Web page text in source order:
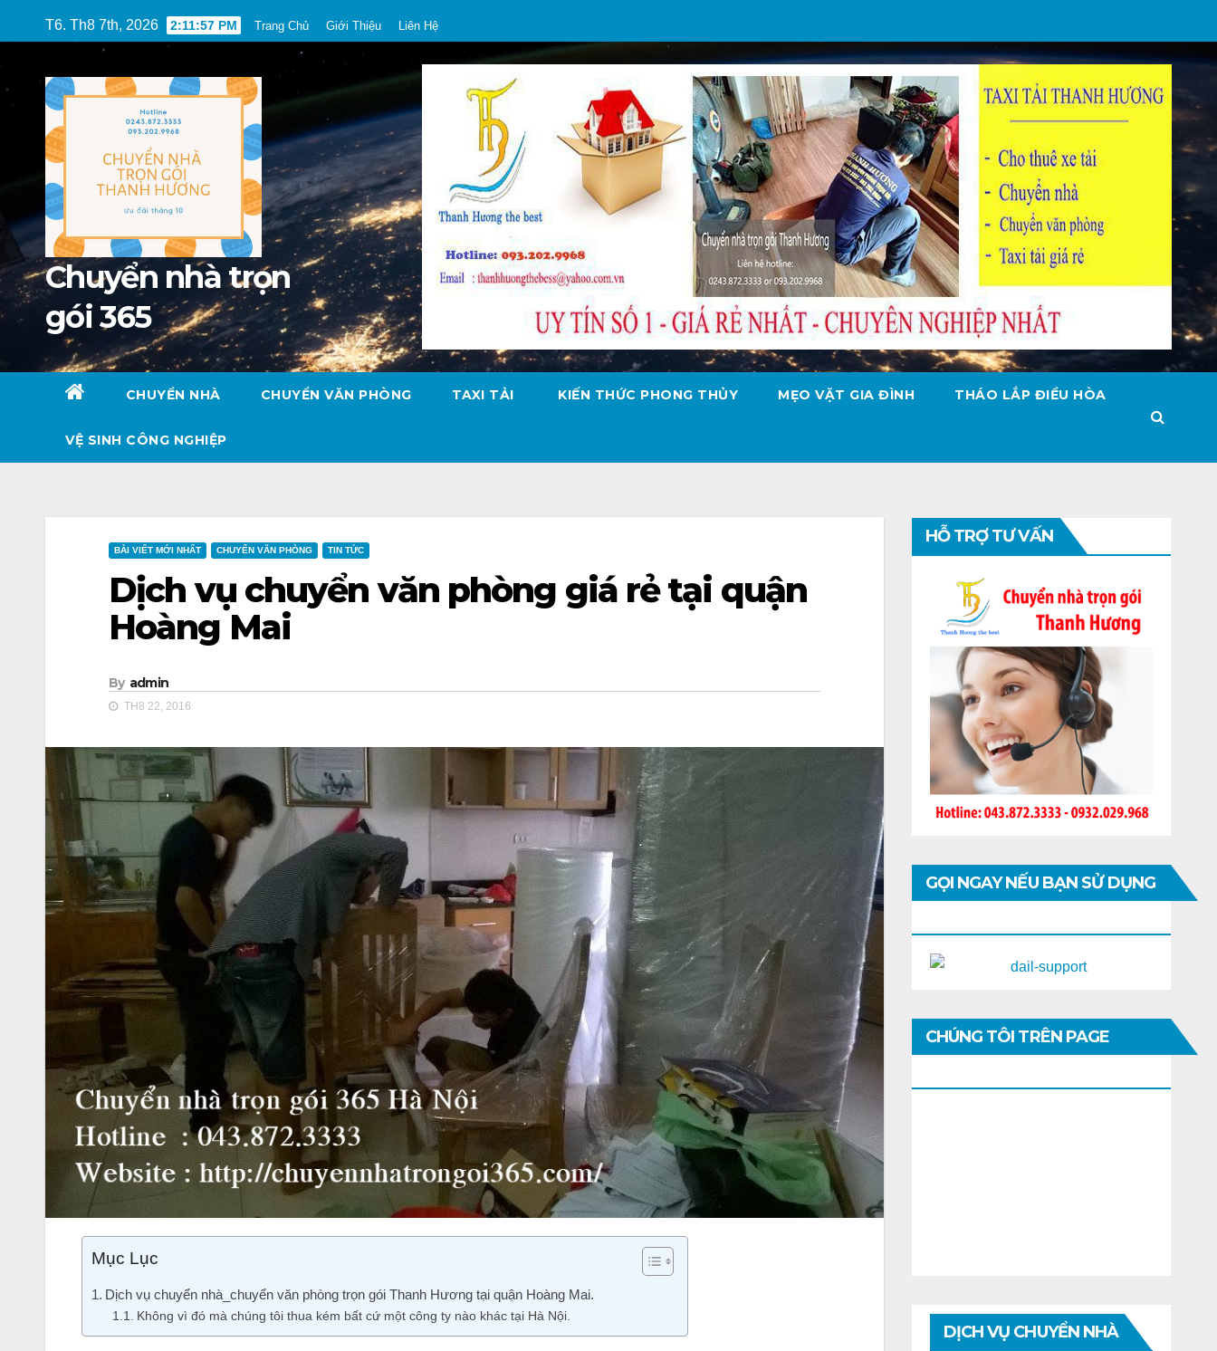
to
T6. Th8 7th, 2026 2:11:59 PM Trang Chủ Giới Thiệu Liên Hệ
Chuyển nhà trọn
gói 365
CHUYỂN NHÀ CHUYỂN VĂN PHÒNG TAXI TẢI KIẾN THỨC PHONG THỦY MẸO VẶT GIA ĐÌNH THÁO LẮP ĐIỀU HÒA
VỆ SINH CÔNG NGHIỆP
BÀI VIẾT MỚI NHẤT CHUYỂN VĂN PHÒNG TIN TỨC
Dịch vụ chuyển văn phòng giá rẻ tại quận
Hoàng Mai
By admin
TH8 22, 2016
Mục Lục
Dịch vụ chuyển nhà_chuyển văn phòng trọn gói Thanh Hương tại quận Hoàng Mai.
Không vì đó mà chúng tôi thua kém bất cứ một công ty nào khác tại Hà Nội.
HỖ TRỢ TƯ VẤN
GỌI NGAY NẾU BẠN SỬ DỤNG
CHÚNG TÔI TRÊN PAGE
DỊCH VỤ CHUYỂN NHÀ